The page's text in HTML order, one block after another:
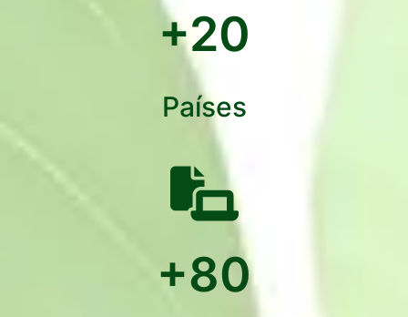
+20
Países
+80